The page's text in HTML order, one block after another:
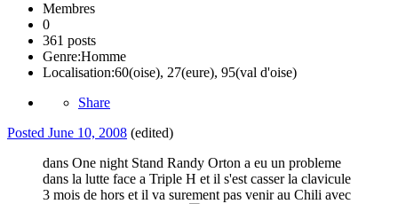
Membres
0
361 posts
Genre:Homme
Localisation:60(oise), 27(eure), 95(val d'oise)
Share
Posted June 10, 2008 (edited)
dans One night Stand Randy Orton a eu un probleme
dans la lutte face a Triple H et il s'est casser la clavicule
3 mois de hors et il va surement pas venir au Chili avec